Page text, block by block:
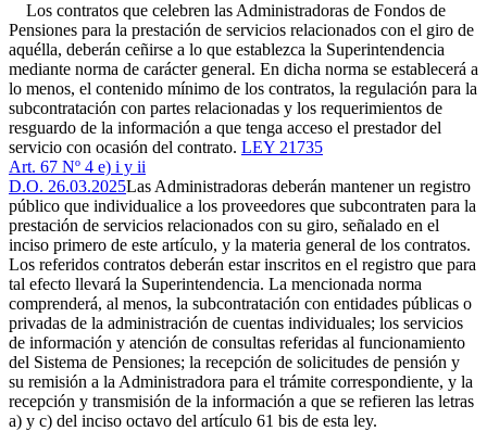
Los contratos que celebren las Administradoras de Fondos de
Pensiones para la prestación de servicios relacionados con el giro de
aquélla, deberán ceñirse a lo que establezca la Superintendencia
mediante norma de carácter general. En dicha norma se establecerá a
lo menos, el contenido mínimo de los contratos, la regulación para la
subcontratación con partes relacionadas y los requerimientos de
resguardo de la información a que tenga acceso el prestador del
servicio con ocasión del contrato. LEY 21735
Art. 67 Nº 4 e) i y ii
D.O. 26.03.2025Las Administradoras deberán mantener un registro
público que individualice a los proveedores que subcontraten para la
prestación de servicios relacionados con su giro, señalado en el
inciso primero de este artículo, y la materia general de los contratos.
Los referidos contratos deberán estar inscritos en el registro que para
tal efecto llevará la Superintendencia. La mencionada norma
comprenderá, al menos, la subcontratación con entidades públicas o
privadas de la administración de cuentas individuales; los servicios
de información y atención de consultas referidas al funcionamiento
del Sistema de Pensiones; la recepción de solicitudes de pensión y
su remisión a la Administradora para el trámite correspondiente, y la
recepción y transmisión de la información a que se refieren las letras
a) y c) del inciso octavo del artículo 61 bis de esta ley.